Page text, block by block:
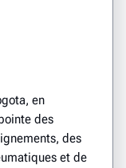
en
des
des
et de